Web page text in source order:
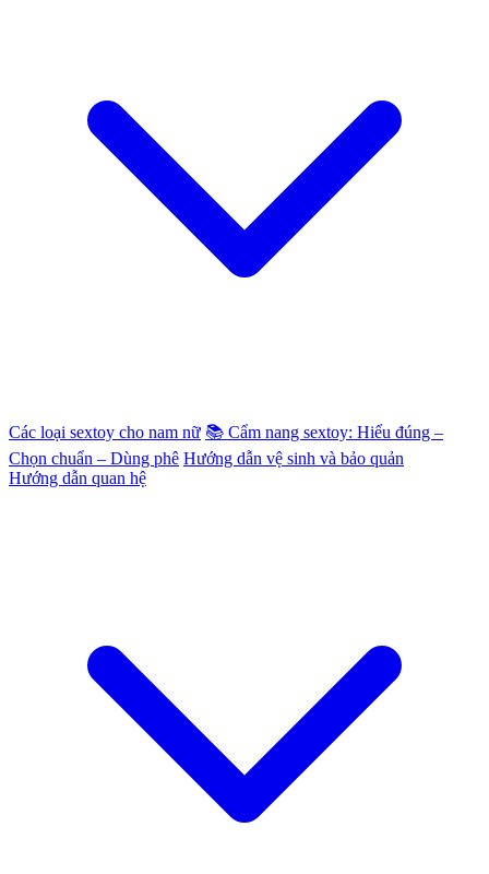
Các loại sextoy cho nam nữ 📚 Cẩm nang sextoy: Hiểu đúng –
Chọn chuẩn – Dùng phê Hướng dẫn vệ sinh và bảo quản
Hướng dẫn quan hệ